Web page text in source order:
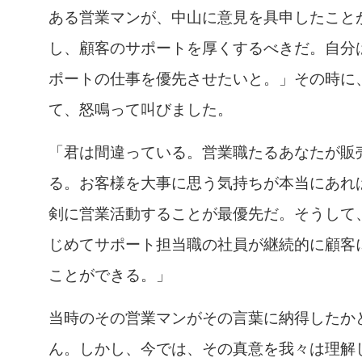
ある営業マンが、中山に意見を具申したこ
し、顧客のサポートを厚くするべきだ。自
ポートの仕事を優先させたいと。」その時
て、怒鳴って叫びました。
「君は間違っている。営業職たるあなたが
る。お客様を大事に思う気持ちが本当にあ
剣に営業活動することが最優先だ。そうし
じめてサポート担当職の社員が継続的に顧
ことができる。」
当時のその営業マンがその言葉に納得した
ん。しかし、今では、その真意を我々は理